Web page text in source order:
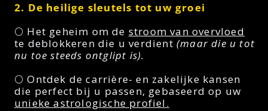
2. De heilige sleutels tot uw groei
🌕 Het geheim om de stroom van overvloed
te deblokkeren die u verdient (maar die u tot
nu toe steeds ontglipt is).
🌕 Ontdek de carrière- en zakelijke kansen
die perfect bij u passen, gebaseerd op uw
unieke astrologische profiel.